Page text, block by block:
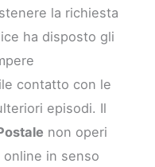
la richiesta
ha disposto gli
contatto con le
episodi. Il
non operi
in senso